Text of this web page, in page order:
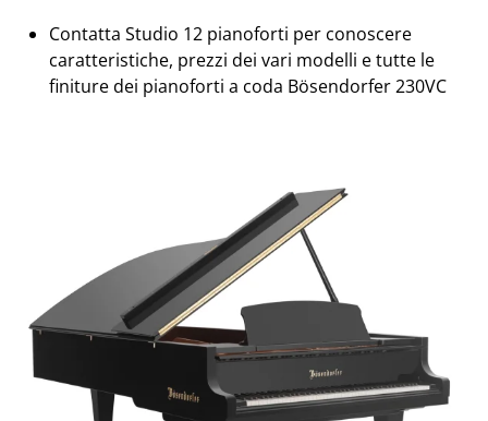
Contatta Studio 12 pianoforti per conoscere
caratteristiche, prezzi dei vari modelli e tutte le
finiture dei pianoforti a coda Bösendorfer 230VC